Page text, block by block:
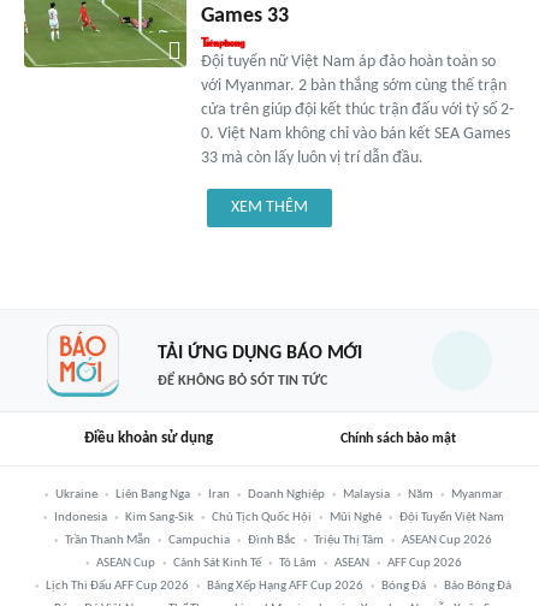
Games 33
Đội tuyển nữ Việt Nam áp đảo hoàn toàn so
với Myanmar. 2 bàn thắng sớm cùng thế trận
cửa trên giúp đội kết thúc trận đấu với tỷ số 2-
0. Việt Nam không chỉ vào bán kết SEA Games
33 mà còn lấy luôn vị trí dẫn đầu.
XEM THÊM
TẢI ỨNG DỤNG BÁO MỚI
ĐỂ KHÔNG BỎ SÓT TIN TỨC
Điều khoản sử dụng Chính sách bảo mật
Ukraine Liên Bang Nga Iran Doanh Nghiệp Malaysia Năm
Myanmar
Indonesia
Kim Sang-Sik Chủ Tịch Quốc Hội Mũi Nghê
Đội Tuyển Việt Nam
Trần Thanh Mẫn
Campuchia Đình Bắc Triệu Thị Tâm
ASEAN Cup 2026
ASEAN Cup
Cảnh Sát Kinh Tế Tô Lâm ASEAN
AFF Cup 2026
Lịch Thi Đấu AFF Cup 2026
Bảng Xếp Hạng AFF Cup 2026 Bóng Đá
Báo Bóng Đá